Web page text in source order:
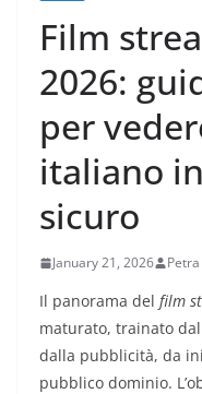
Film
2026:
per
italiano
sicuro
January 21, 2026
Il panorama del film
maturato, trainato
dalla pubblicità, da
pubblico dominio.